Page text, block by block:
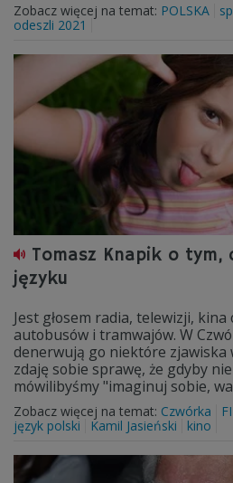
Zobacz więcej na temat: POLSKA
odeszli 2021
Tomasz Knapik o tym,
języku
Jest głosem radia, telewizji,
autobusów i tramwajów. W
denerwują go niektóre zjawiska
zdaję sobie sprawę, że gdyby
mówilibyśmy "imaginuj sobie,
Zobacz więcej na temat: Czwórka
język polski
Kamil Jasieński kino